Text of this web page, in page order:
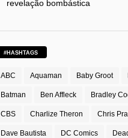
revelação bombástica
#HASHTAGS
ABC Aquaman Baby Groot
Batman Ben Affleck Bradley
CBS Charlize Theron Chris
Dave Bautista DC Comics